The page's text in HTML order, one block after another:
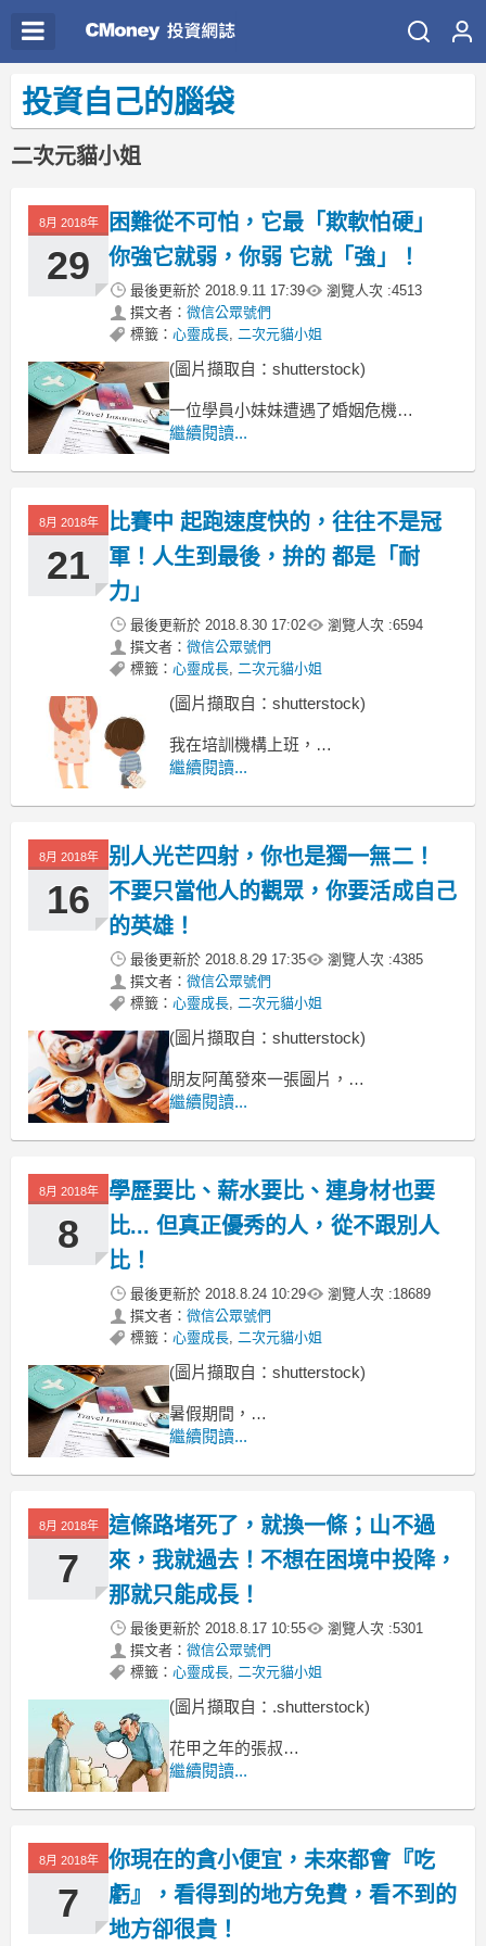
投資自己的腦袋
二次元貓小姐
8月 2018年
29
困難從不可怕，它最「欺軟怕硬」
你強它就弱，你弱 它就「強」！
最後更新於 2018.9.11 17:39 瀏覽人次 :4513
撰文者： 微信公眾號們
標籤： 心靈成長, 二次元貓小姐
(圖片擷取自：shutterstock)
一位學員小妹妹遭遇了婚姻危機，
說好的攜手白頭，
以後孩子只能靠她一個人了。
繼續閱讀...
8月 2018年
21
比賽中 起跑速度快的，往往不是冠
軍！人生到最後，拚的 都是「耐
力」
最後更新於 2018.8.30 17:02 瀏覽人次 :6594
撰文者： 微信公眾號們
標籤： 心靈成長, 二次元貓小姐
(圖片擷取自：shutterstock)
我在培訓機構上班，
常常碰到交了錢卻不上課的情況。
大家都興致勃勃地地坐在教室上課。
繼續閱讀...
8月 2018年
16
别人光芒四射，你也是獨一無二！
不要只當他人的觀眾，你要活成自己
的英雄！
最後更新於 2018.8.29 17:35 瀏覽人次 :4385
撰文者： 微信公眾號們
標籤： 心靈成長, 二次元貓小姐
(圖片擷取自：shutterstock)
朋友阿萬發來一張圖片，
是一個文化活動的研討會方案名單，
或是某協會的會長，
繼續閱讀...
8月 2018年
8
學歷要比、薪水要比、連身材也要
比... 但真正優秀的人，從不跟別人
比！
最後更新於 2018.8.24 10:29 瀏覽人次 :18689
撰文者： 微信公眾號們
標籤： 心靈成長, 二次元貓小姐
(圖片擷取自：shutterstock)
暑假期間，
我們一幫中年婦女帶著孩子聚會。
孩子們聚在一塊才藝表演，
繼續閱讀...
8月 2018年
7
這條路堵死了，就換一條；山不過
來，我就過去！不想在困境中投降，
那就只能成長！
最後更新於 2018.8.17 10:55 瀏覽人次 :5301
撰文者： 微信公眾號們
標籤： 心靈成長, 二次元貓小姐
(圖片擷取自：.shutterstock)
花甲之年的張叔
開辦了自己的貿易公司。
大家都感嘆張叔一路走來不容易。
繼續閱讀...
8月 2018年
7
你現在的貪小便宜，未來都會『吃
虧』，看得到的地方免費，看不到的
地方卻很貴！